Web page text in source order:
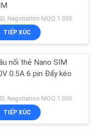
Negotiation MOQ:1.000
TIẾP XÚC
nối thẻ Nano SIM
0.5A 6 pin Đẩy kéo
Negotiation MOQ:1.000
TIẾP XÚC